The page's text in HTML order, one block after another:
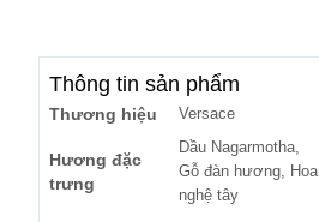
Thông tin sản phẩm
Thương hiệu Versace
Hương đặc
trưng
Dầu Nagarmotha,
Gỗ đàn hương, Hoa
nghệ tây